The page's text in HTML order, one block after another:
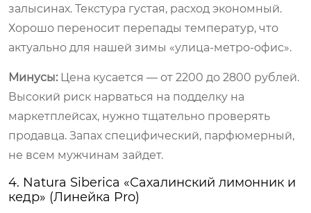
залысинах. Текстура густая, расход экономный.
Хорошо переносит перепады температур, что
актуально для нашей зимы «улица-метро-офис».
Минусы: Цена кусается — от 2200 до 2800 рублей.
Высокий риск нарваться на подделку на
маркетплейсах, нужно тщательно проверять
продавца. Запах специфический, парфюмерный,
не всем мужчинам зайдет.
4. Natura Siberica «Сахалинский лимонник и
кедр» (Линейка Pro)